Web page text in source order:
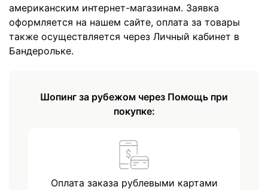
американским интернет-магазинам. Заявка
оформляется на нашем сайте, оплата за товары
также осуществляется через Личный кабинет в
Бандерольке.
Шопинг за рубежом через Помощь при
покупке:
Оплата заказа рублевыми картами